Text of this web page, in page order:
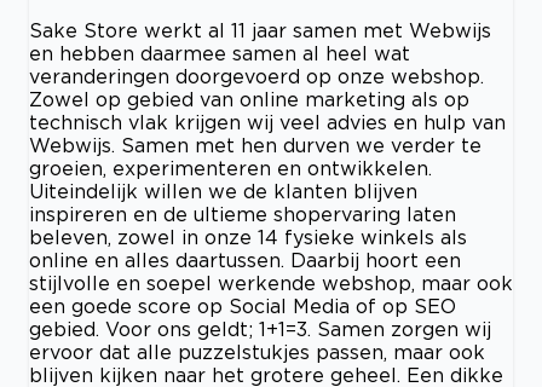
Sake Store werkt al 11 jaar samen met Webwijs
en hebben daarmee samen al heel wat
veranderingen doorgevoerd op onze webshop.
Zowel op gebied van online marketing als op
technisch vlak krijgen wij veel advies en hulp van
Webwijs. Samen met hen durven we verder te
groeien, experimenteren en ontwikkelen.
Uiteindelijk willen we de klanten blijven
inspireren en de ultieme shopervaring laten
beleven, zowel in onze 14 fysieke winkels als
online en alles daartussen. Daarbij hoort een
stijlvolle en soepel werkende webshop, maar ook
een goede score op Social Media of op SEO
gebied. Voor ons geldt; 1+1=3. Samen zorgen wij
ervoor dat alle puzzelstukjes passen, maar ook
blijven kijken naar het grotere geheel. Een dikke